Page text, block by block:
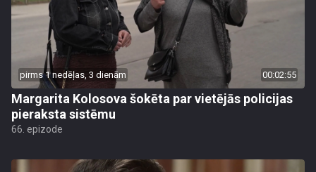
pirms 1 nedēļas, 3 dienām 00:02:55
Margarita Kolosova šokēta par vietējās policijas
pieraksta sistēmu
66. epizode